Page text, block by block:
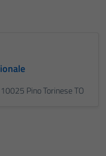
Pino Torinese TO